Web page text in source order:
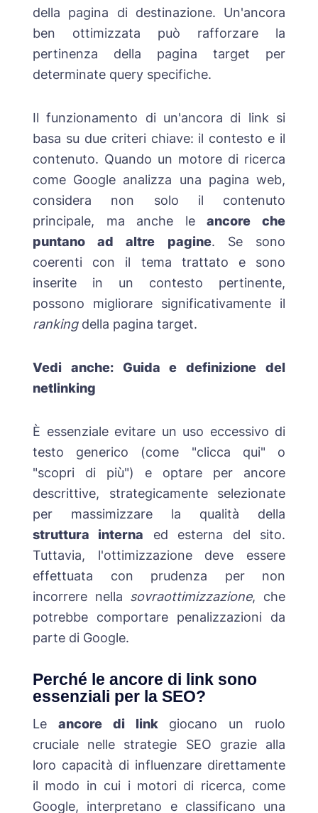
della pagina di destinazione. Un'ancora
ben ottimizzata può rafforzare la
pertinenza della pagina target per
determinate query specifiche.
Il funzionamento di un'ancora di link si
basa su due criteri chiave: il contesto e il
contenuto. Quando un motore di ricerca
come Google analizza una pagina web,
considera non solo il contenuto
principale, ma anche leancore che
puntano ad altre pagine. Se sono
coerenti con il tema trattato e sono
inserite in un contesto pertinente,
possono migliorare significativamente il
rankingdella pagina target.
Vedi anche: Guida e definizione del
netlinking
È essenziale evitare un uso eccessivo di
testo generico (come "clicca qui" o
"scopri di più") e optare per ancore
descrittive, strategicamente selezionate
per massimizzare la qualità della
struttura interna ed esterna del sito.
Tuttavia, l'ottimizzazione deve essere
effettuata con prudenza per non
incorrere nella sovraottimizzazione, che
potrebbe comportare penalizzazioni da
parte di Google.
Perché le ancore di link sono
essenziali per la SEO?
Le ancore di linkgiocano un ruolo
cruciale nelle strategie SEO grazie alla
loro capacità di influenzare direttamente
il modo in cui i motori di ricerca, come
Google, interpretano e classificano una